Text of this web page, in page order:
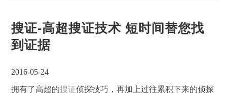
搜证-高超搜证技术 短时间替您找
到证据
2016-05-24
拥有了高超的搜证侦探技巧，再加上过往累积下来的侦探